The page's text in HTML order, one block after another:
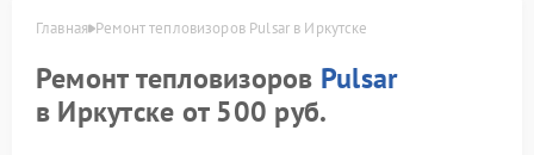
Главная Ремонт тепловизоров Pulsar в Иркутске
Ремонт тепловизоров Pulsar
в Иркутске от 500 руб.